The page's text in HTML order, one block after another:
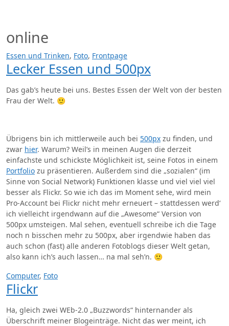
springen
online
Essen und Trinken, Foto, Frontpage
Lecker Essen und 500px
Das gab’s heute bei uns. Bestes Essen der Welt von der besten
Frau der Welt. 🙂
Übrigens bin ich mittlerweile auch bei 500px zu finden, und
zwar hier. Warum? Weil’s in meinen Augen die derzeit
einfachste und schickste Möglichkeit ist, seine Fotos in einem
Portfolio zu präsentieren. Außerdem sind die „sozialen“ (im
Sinne von Social Network) Funktionen klasse und viel viel viel
besser als Flickr. So wie ich das im Moment sehe, wird mein
Pro-Account bei Flickr nicht mehr erneuert – stattdessen werd‘
ich vielleicht irgendwann auf die „Awesome“ Version von
500px umsteigen. Mal sehen, eventuell schreibe ich die Tage
noch n bisschen mehr zu 500px, aber irgendwie haben das
auch schon (fast) alle anderen Fotoblogs dieser Welt getan,
also kann ich’s auch lassen… na mal seh’n. 🙂
Computer, Foto
Flickr
Ha, gleich zwei WEb-2.0 „Buzzwords“ hinternander als
Überschrift meiner Blogeinträge. Nicht das wer meint, ich